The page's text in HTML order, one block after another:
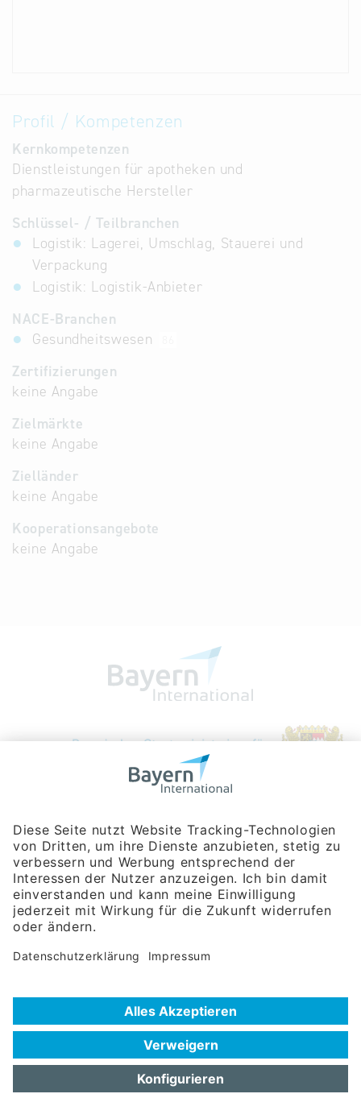
Profil / Kompetenzen
Kernkompetenzen
Dienstleistungen für apotheken und
pharmazeutische Hersteller
Schlüssel- / Teilbranchen
Logistik: Lagerei, Umschlag, Stauerei und
Verpackung
Logistik: Logistik-Anbieter
NACE-Branchen
Gesundheitswesen
Zertifizierungen
keine Angabe
Zielmärkte
keine Angabe
Zielländer
keine Angabe
Kooperationsangebote
keine Angabe
Bayerische Gesellschaft für Internationale
Rosenheimer Str. 143C
81671 München
Tel:+49 180 5949260
(Festnetz 14 ct/min, Mobil max. 42 ct/min)
Hotline
Datenschutzerklärung
Nutzungsbedingungen
Häufig gestellte Fragen (FAQ)